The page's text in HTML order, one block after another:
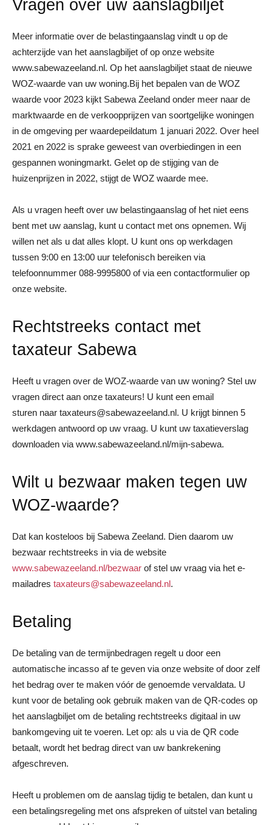
Vragen over uw aanslagbiljet
Meer informatie over de belastingaanslag vindt u op de
achterzijde van het aanslagbiljet of op onze website
www.sabewazeeland.nl. Op het aanslagbiljet staat de nieuwe
WOZ-waarde van uw woning.Bij het bepalen van de WOZ
waarde voor 2023 kijkt Sabewa Zeeland onder meer naar de
marktwaarde en de verkoopprijzen van soortgelijke woningen
in de omgeving per waardepeildatum 1 januari 2022. Over heel
2021 en 2022 is sprake geweest van overbiedingen in een
gespannen woningmarkt. Gelet op de stijging van de
huizenprijzen in 2022, stijgt de WOZ waarde mee.
Als u vragen heeft over uw belastingaanslag of het niet eens
bent met uw aanslag, kunt u contact met ons opnemen. Wij
willen net als u dat alles klopt. U kunt ons op werkdagen
tussen 9:00 en 13:00 uur telefonisch bereiken via
telefoonnummer 088-9995800 of via een contactformulier op
onze website.
Rechtstreeks contact met
taxateur Sabewa
Heeft u vragen over de WOZ-waarde van uw woning? Stel uw
vragen direct aan onze taxateurs! U kunt een email
sturen naar taxateurs@sabewazeeland.nl. U krijgt binnen 5
werkdagen antwoord op uw vraag. U kunt uw taxatieverslag
downloaden via www.sabewazeeland.nl/mijn-sabewa.
Wilt u bezwaar maken tegen uw
WOZ-waarde?
Dat kan kosteloos bij Sabewa Zeeland. Dien daarom uw
bezwaar rechtstreeks in via de website
www.sabewazeeland.nl/bezwaar of stel uw vraag via het e-
mailadres taxateurs@sabewazeeland.nl.
Betaling
De betaling van de termijnbedragen regelt u door een
automatische incasso af te geven via onze website of door zelf
het bedrag over te maken vóór de genoemde vervaldata. U
kunt voor de betaling ook gebruik maken van de QR-codes op
het aanslagbiljet om de betaling rechtstreeks digitaal in uw
bankomgeving uit te voeren. Let op: als u via de QR code
betaalt, wordt het bedrag direct van uw bankrekening
afgeschreven.
Heeft u problemen om de aanslag tijdig te betalen, dan kunt u
een betalingsregeling met ons afspreken of uitstel van betaling